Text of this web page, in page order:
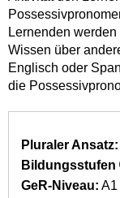
Lernenden
Wissen über
Englisch oder
die
Pluraler Ansatz:
Bildungsstufen
GeR-Niveau: A1